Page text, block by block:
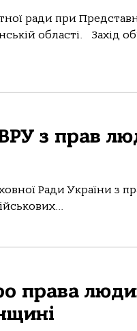
ради при
області. Захід
з прав
Ради України з
права